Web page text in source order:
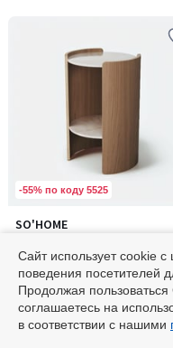
-55% по коду 5525
SO'HOME
двухъярусный с дубовым
шпоном и столешницей из
акрилового камня
127800 ₽
Сайт использует cookie
поведения посетителей
Продолжая
соглашаетесь на
в соответствии с нашими